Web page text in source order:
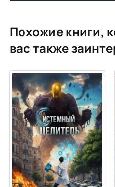
17
18
19
Похожие книги,
вас также